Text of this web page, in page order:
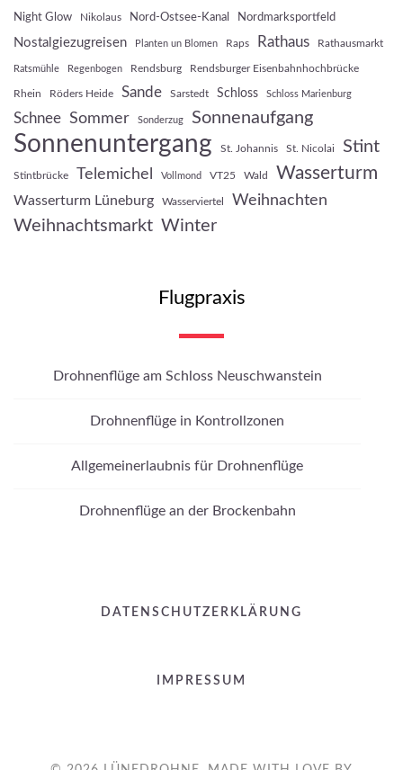
Night Glow Nikolaus Nord-Ostsee-Kanal Nordmarksportfeld
Nostalgiezugreisen Planten un Blomen Raps Rathaus Rathausmarkt
Ratsmühle Regenbogen Rendsburg Rendsburger Eisenbahnhochbrücke
Rhein Röders Heide Sande Sarstedt Schloss Schloss Marienburg
Schnee Sommer Sonderzug Sonnenaufgang
Sonnenuntergang St. Johannis St. Nicolai Stint
Stintbrücke Telemichel Vollmond VT25 Wald Wasserturm
Wasserturm Lüneburg Wasserviertel Weihnachten
Weihnachtsmarkt Winter
Flugpraxis
Drohnenflüge am Schloss Neuschwanstein
Drohnenflüge in Kontrollzonen
Allgemeinerlaubnis für Drohnenflüge
Drohnenflüge an der Brockenbahn
DATENSCHUTZERKLÄRUNG
IMPRESSUM